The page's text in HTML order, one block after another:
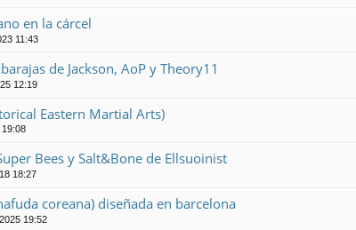
en la cárcel
11:43
de Jackson, AoP y Theory11
12:19
Eastern Martial Arts)
19:08
Bees y Salt&Bone de Ellsuoinist
18:27
coreana) diseñada en barcelona
19:52